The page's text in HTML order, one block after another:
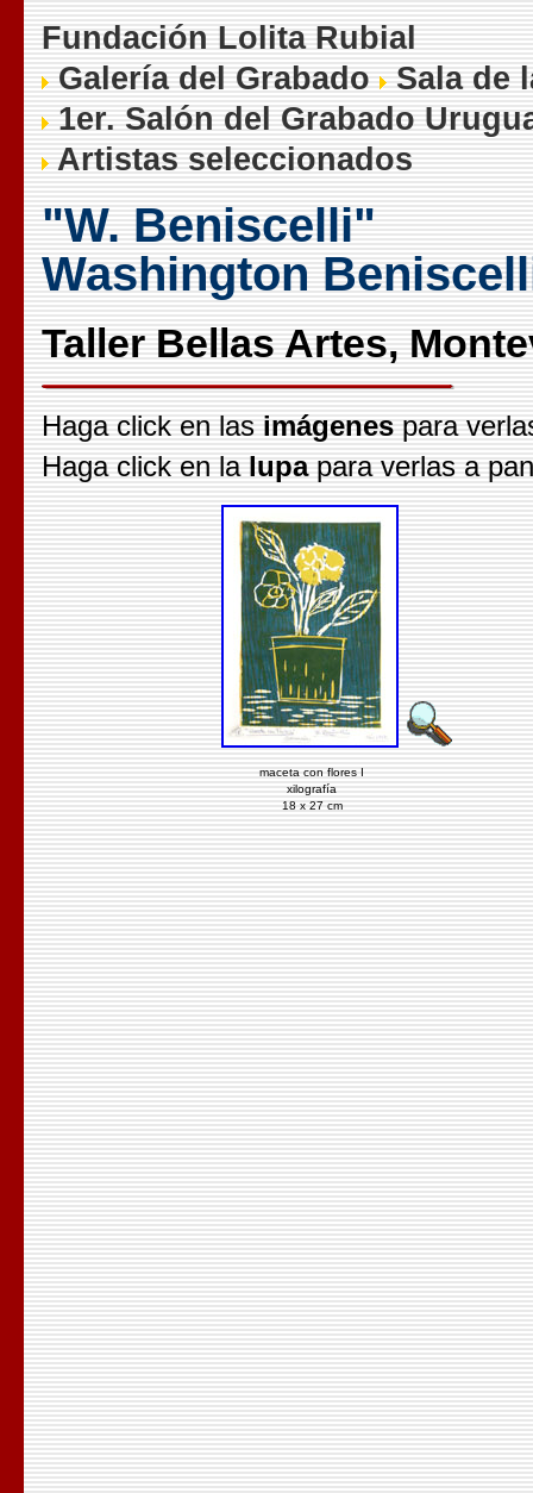
Fundación Lolita Rubial
Galería del Grabado
Sala de
1er. Salón del Grabado
Artistas seleccionados
"W. Beniscelli"
Washington
Taller Bellas Artes,
Haga click en las imágenes para
Haga click en la lupapara verlas a
maceta con flores I
xilografía
18 x 27 cm